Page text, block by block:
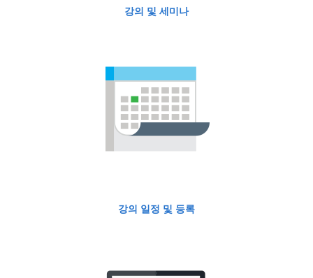
강의 및 세미나
강의 일정 및 등록